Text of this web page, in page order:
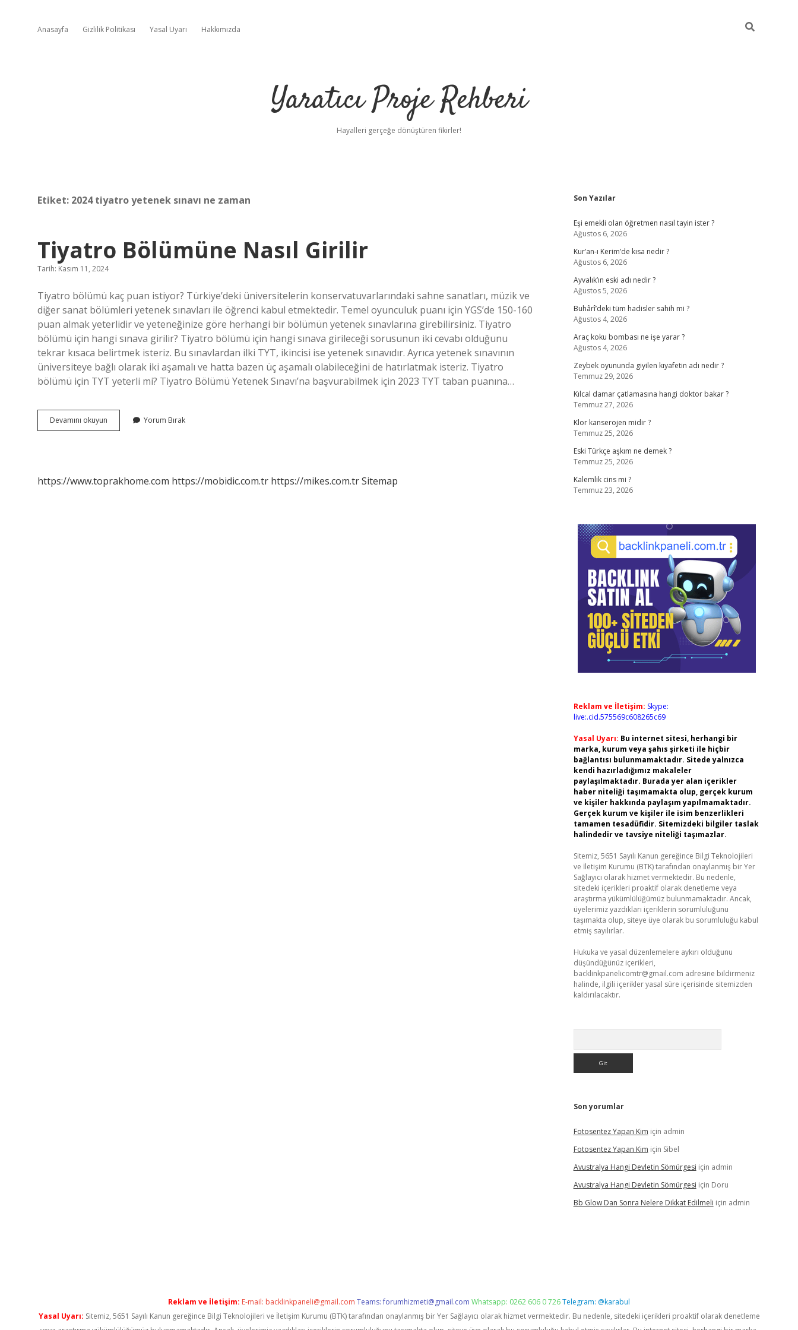
Anasayfa Gizlilik Politikası Yasal Uyarı Hakkımızda
Yaratıcı Proje Rehberi
Hayalleri gerçeğe dönüştüren fikirler!
Etiket: 2024 tiyatro yetenek sınavı ne zaman
Tiyatro Bölümüne Nasıl Girilir
Tarih: Kasım 11, 2024
Tiyatro bölümü kaç puan istiyor? Türkiye’deki üniversitelerin konservatuvarlarındaki sahne sanatları, müzik ve
diğer sanat bölümleri yetenek sınavları ile öğrenci kabul etmektedir. Temel oyunculuk puanı için YGS’de 150-160
puan almak yeterlidir ve yeteneğinize göre herhangi bir bölümün yetenek sınavlarına girebilirsiniz. Tiyatro
bölümü için hangi sınava girilir? Tiyatro bölümü için hangi sınava girileceği sorusunun iki cevabı olduğunu
tekrar kısaca belirtmek isteriz. Bu sınavlardan ilki TYT, ikincisi ise yetenek sınavıdır. Ayrıca yetenek sınavının
üniversiteye bağlı olarak iki aşamalı ve hatta bazen üç aşamalı olabileceğini de hatırlatmak isteriz. Tiyatro
bölümü için TYT yeterli mi? Tiyatro Bölümü Yetenek Sınavı’na başvurabilmek için 2023 TYT taban puanına…
Devamını okuyun
Bölümüne
Yorum Bırak
https://www.toprakhome.com https://mobidic.com.tr https://mikes.com.trSitemap
Sidebar
Son Yazılar
Eşi emekli olan öğretmen nasıl tayin ister ?
Ağustos 6, 2026
Kur’an-ı Kerim’de kısa nedir ?
Ağustos 6, 2026
Ayvalık’ın eski adı nedir ?
Ağustos 5, 2026
Buhârî’deki tüm hadisler sahih mi ?
Ağustos 4, 2026
Araç koku bombası ne işe yarar ?
Ağustos 4, 2026
Zeybek oyununda giyilen kıyafetin adı nedir ?
Temmuz 29, 2026
Kılcal damar çatlamasına hangi doktor bakar ?
Temmuz 27, 2026
Klor kanserojen midir ?
Temmuz 25, 2026
Eski Türkçe aşkım ne demek ?
Temmuz 25, 2026
Kalemlik cins mi ?
Temmuz 23, 2026
Reklam ve İletişim: Skype:
live:.cid.575569c608265c69
Yasal Uyarı: Bu internet sitesi, herhangi bir
marka, kurum veya şahıs şirketi ile hiçbir
bağlantısı bulunmamaktadır. Sitede yalnızca
kendi hazırladığımız makaleler
paylaşılmaktadır. Burada yer alan içerikler
haber niteliği taşımamakta olup, gerçek kurum
ve kişiler hakkında paylaşım yapılmamaktadır.
Gerçek kurum ve kişiler ile isim benzerlikleri
tamamen tesadüfidir. Sitemizdeki bilgiler taslak
halindedir ve tavsiye niteliği taşımazlar.
Sitemiz, 5651 Sayılı Kanun gereğince Bilgi Teknolojileri
ve İletişim Kurumu (BTK) tarafından onaylanmış bir Yer
Sağlayıcı olarak hizmet vermektedir. Bu nedenle,
sitedeki içerikleri proaktif olarak denetleme veya
araştırma yükümlülüğümüz bulunmamaktadır. Ancak,
üyelerimiz yazdıkları içeriklerin sorumluluğunu
taşımakta olup, siteye üye olarak bu sorumluluğu kabul
etmiş sayılırlar.
Hukuka ve yasal düzenlemelere aykırı olduğunu
düşündüğünüz içerikleri,
backlinkpanelicomtr@gmail.com adresine bildirmeniz
halinde, ilgili içerikler yasal süre içerisinde sitemizden
kaldırılacaktır.
Son yorumlar
Fotosentez Yapan Kim için admin
Fotosentez Yapan Kim için Sibel
Avustralya Hangi Devletin Sömürgesi için admin
Avustralya Hangi Devletin Sömürgesi için Doru
Bb Glow Dan Sonra Nelere Dikkat Edilmeli için admin
Reklam ve İletişim: E-mail: backlinkpaneli@gmail.com Teams:forumhizmeti@gmail.com Whatsapp: 0262 606 0 726Telegram: @karabul
Yasal Uyarı: Sitemiz, 5651 Sayılı Kanun gereğince Bilgi Teknolojileri ve İletişim Kurumu (BTK) tarafından onaylanmış bir Yer Sağlayıcı olarak hizmet vermektedir. Bu nedenle, sitedeki içerikleri proaktif olarak denetleme